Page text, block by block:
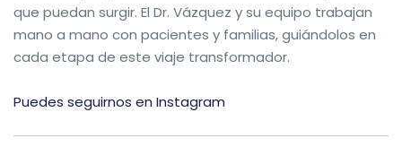
que puedan surgir. El Dr. Vázquez y su equipo trabajan
mano a mano con pacientes y familias, guiándolos en
cada etapa de este viaje transformador.
Puedes seguirnos en Instagram